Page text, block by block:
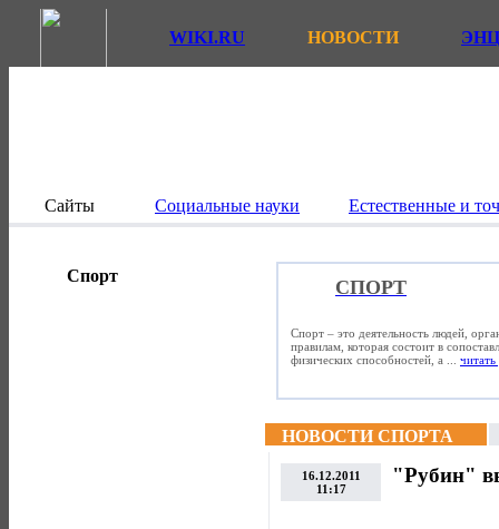
WIKI.RU НОВОСТИ
Сайты Социальные науки Естественные и
Спорт
СПОРТ
Спорт – это деятельность людей,
правилам, которая состоит в
физических способностей, а ... читать
НОВОСТИ СПОРТА
16.12.2011
11:17
"Рубин"